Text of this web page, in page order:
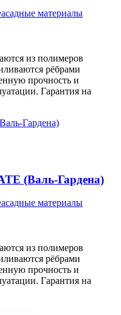
материалы
из полимеров
рёбрами
прочность и
Гарантия на
(Валь-Гардена)
материалы
из полимеров
рёбрами
прочность и
Гарантия на